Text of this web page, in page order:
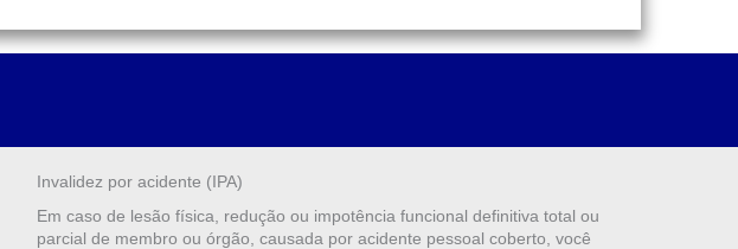
Invalidez por acidente (IPA)
Em caso de lesão física, redução ou impotência funcional definitiva total ou
parcial de membro ou órgão, causada por acidente pessoal coberto, você